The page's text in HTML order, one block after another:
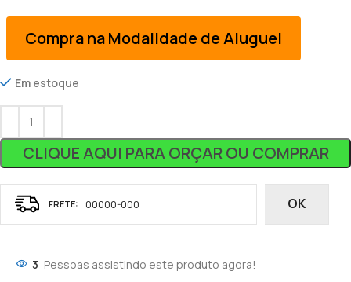
Compra na Modalidade de Aluguel
Em estoque
CLIQUE AQUI PARA ORÇAR OU COMPRAR
OK
3 Pessoas assistindo este produto agora!